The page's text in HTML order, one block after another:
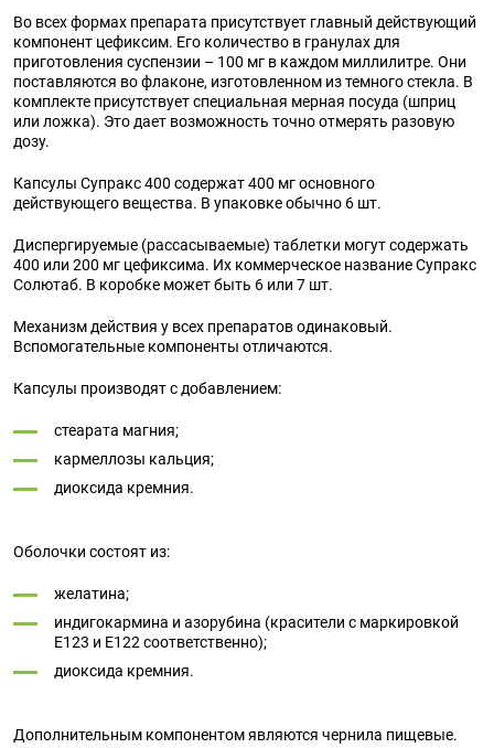
Во всехформах препарата присутствует главный действующий
компонент цефиксим. Его количество в гранулах для
приготовления суспензии – 100 мг в каждом миллилитре. Они
поставляются во флаконе, изготовленном из темного стекла. В
комплекте присутствует специальная мерная посуда (шприц
или ложка). Это дает возможность точно отмерять разовую
дозу.
Капсулы Супракс 400 содержат 400 мг основного
действующего вещества. В упаковке обычно 6 шт.
Диспергируемые (рассасываемые) таблетки могут содержать
400 или 200 мг цефиксима. Их коммерческое название Супракс
Солютаб. В коробке может быть 6 или 7 шт.
Механизм действия у всех препаратов одинаковый.
Вспомогательные компоненты отличаются.
Капсулы производят с добавлением:
стеарата магния;
кармеллозы кальция;
диоксида кремния.
Оболочки состоят из:
желатина;
индигокармина и азорубина (красители с маркировкой
Е123 и Е122 соответственно);
диоксида кремния.
Дополнительным компонентом являются чернила пищевые.